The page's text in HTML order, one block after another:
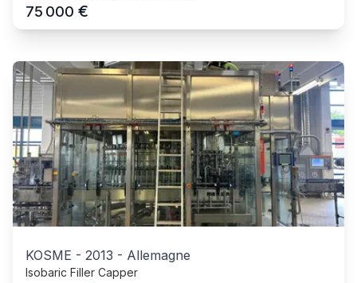
75 000 €
KOSME - 2013 - Allemagne
Isobaric Filler Capper